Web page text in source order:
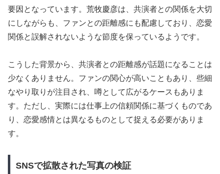
要因となっています。荒牧慶彦は、共演者との関係を大切
にしながらも、ファンとの距離感にも配慮しており、恋愛
関係と誤解されないような節度を保っているようです。
こうした背景から、共演者との距離感が話題になることは
少なくありません。ファンの関心が高いこともあり、些細
なやり取りが注目され、噂として広がるケースもありま
す。ただし、実際には仕事上の信頼関係に基づくものであ
り、恋愛感情とは異なるものとして捉える必要がありま
す。
SNSで拡散された写真の検証